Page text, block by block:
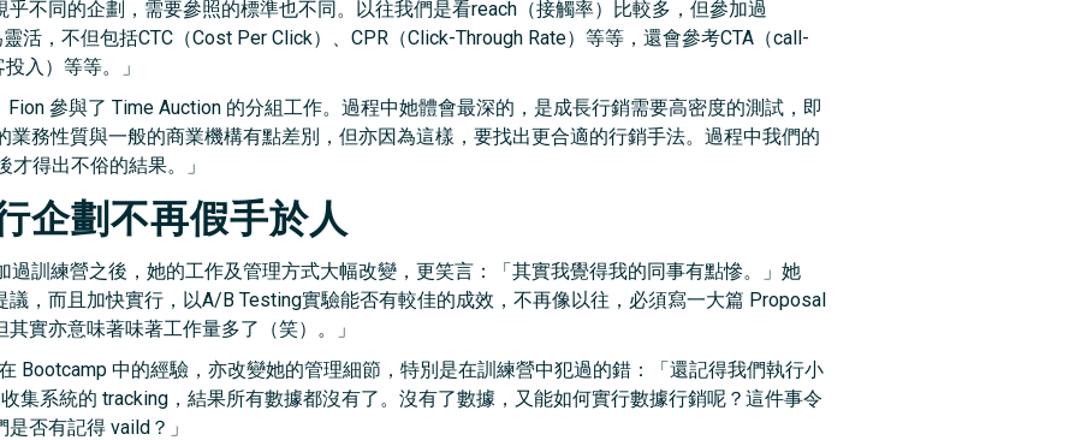
乎不同的企劃，需要參照的標準也不同。以往我們是看reach（接觸率）比較多，但參加過
活，不但包括CTC（Cost Per Click）、CPR（Click-Through Rate）等等，還會參考CTA（call-
入）等等。」
參與了 Time Auction 的分組工作。過程中她體會最深的，是成長行銷需要高密度的測試，即
業務性質與一般的商業機構有點差別，但亦因為這樣，要找出更合適的行銷手法。過程中我們的
得出不俗的結果。」
企劃不再假手於人
訓練營之後，她的工作及管理方式大幅改變，更笑言：「其實我覺得我的同事有點慘。」她
，而且加快實行，以A/B Testing實驗能否有較佳的成效，不再像以往，必須寫一大篇 Proposal
實亦意味著味著工作量多了（笑）。」
中的經驗，亦改變她的管理細節，特別是在訓練營中犯過的錯：「還記得我們執行小
集系統的 tracking，結果所有數據都沒有了。沒有了數據，又能如何實行數據行銷呢？這件事令
否有記得 vaild？」